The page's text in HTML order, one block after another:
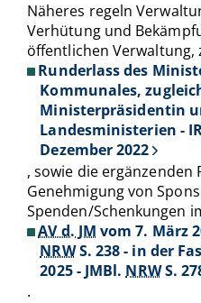
Näheres regeln
Verhütung und
öffentlichen Verwaltung,
Runderlass des
Kommunales,
Ministerpräsidentin
Landesministerien -
Dezember 2022
, sowie die ergänzenden
Genehmigung von
Spenden/Schenkungen
AV d. JM vom 7. März
NRWS. 238 - in der
2025 - JMBl. NRWS.
.